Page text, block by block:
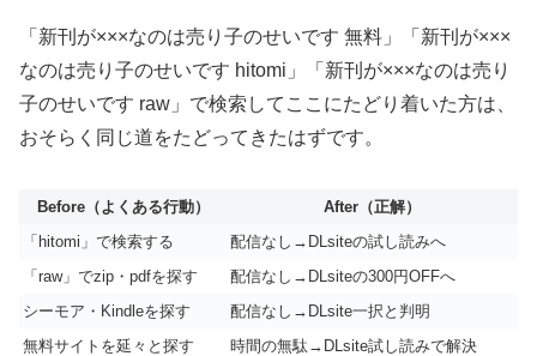
「新刊が×××なのは売り子のせいです 無料」「新刊が×××
なのは売り子のせいです hitomi」「新刊が×××なのは売り
子のせいです raw」で検索してここにたどり着いた方は、
おそらく同じ道をたどってきたはずです。
Before（よくある行動）
After（正解）
「hitomi」で検索する
配信なし→DLsiteの試し読みへ
「raw」でzip・pdfを探す
配信なし→DLsiteの300円OFFへ
シーモア・Kindleを探す
配信なし→DLsite一択と判明
無料サイトを延々と探す
時間の無駄→DLsite試し読みで解決